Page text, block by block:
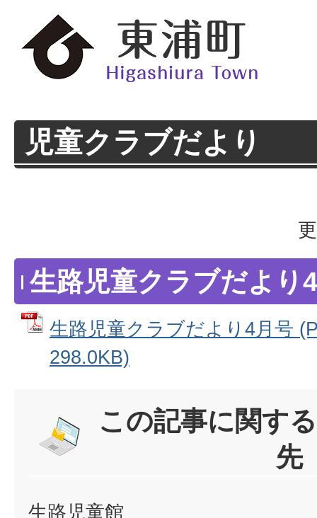
児童クラブだより
生路児童クラブだより
生路児童クラブだより4月号
298.0KB)
この記事に関す
先
生路児童館